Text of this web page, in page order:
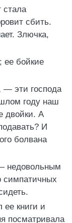
стала
сбить.
Злючка,
ее бойкие
эти господа
году наш
двойки. А
И
болвана
недовольным
ее книги и
посматривала